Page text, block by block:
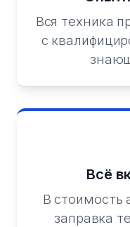
Вся техника
с
Всё
В
заправка